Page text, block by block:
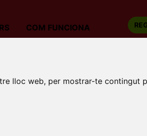
lloc web, per mostrar-te contingut
COM FUNCIONA
ARTS FESTIVAL: IGNACIO
VARIACIONES GOLDBERG" DE